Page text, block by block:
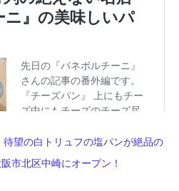
望の白トリュフの塩パンが絶品の
市北区中崎にオープン！